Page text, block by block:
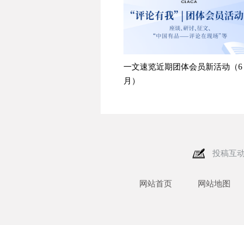
一文速览近期团体会员新活动（6
月）
投稿互动
网站首页 网站地图